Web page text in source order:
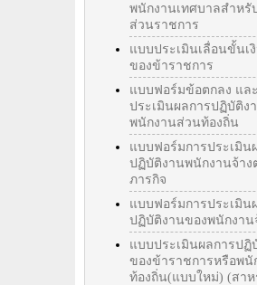
พนักงานเทศบาลสำหรั
ส่วนราชการ
แบบประเมินเลื่อนขั้นเ
ของข้าราชการ
แบบฟอร์มข้อตกลง แล
ประเมินผลการปฏิบัติง
พนักงานส่วนท้องถิ่น
แบบฟอร์มการประเมิน
ปฏิบัติงานพนักงานจ้าง
ภารกิจ
แบบฟอร์มการประเมิน
ปฏิบัติงานของพนักงาน
แบบประเมินผลการปฏิ
ของข้าราชการหรือพนั
ท้องถิ่น(แบบใหม่) (สาห